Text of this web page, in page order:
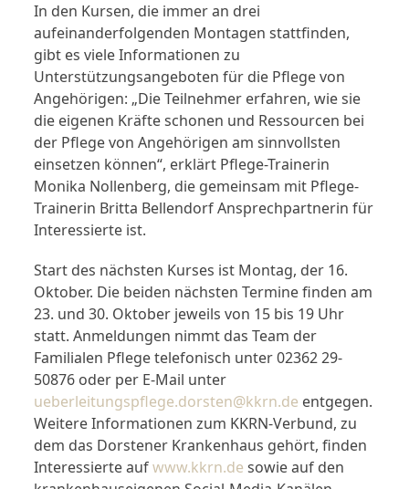
In den Kursen, die immer an drei
aufeinanderfolgenden Montagen stattfinden,
gibt es viele Informationen zu
Unterstützungsangeboten für die Pflege von
Angehörigen: „Die Teilnehmer erfahren, wie sie
die eigenen Kräfte schonen und Ressourcen bei
der Pflege von Angehörigen am sinnvollsten
einsetzen können“, erklärt Pflege-Trainerin
Monika Nollenberg, die gemeinsam mit Pflege-
Trainerin Britta Bellendorf Ansprechpartnerin für
Interessierte ist.
Start des nächsten Kurses ist Montag, der 16.
Oktober. Die beiden nächsten Termine finden am
23. und 30. Oktober jeweils von 15 bis 19 Uhr
statt. Anmeldungen nimmt das Team der
Familialen Pflege telefonisch unter 02362 29-
50876 oder per E-Mail unter
ueberleitungspflege.dorsten@kkrn.de entgegen.
Weitere Informationen zum KKRN-Verbund, zu
dem das Dorstener Krankenhaus gehört, finden
Interessierte aufwww.kkrn.de sowie auf den